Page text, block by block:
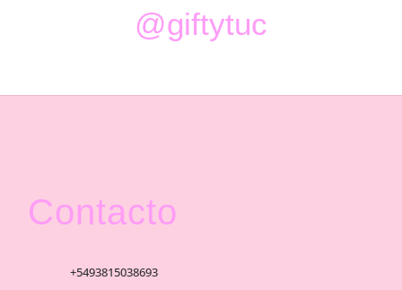
@giftytuc
Contacto
+5493815038693